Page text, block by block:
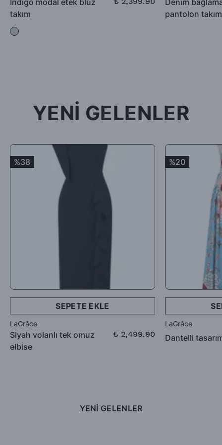
-İade için göndermiş olduğunuz ürün / ürünler 5 günü geçmiş,
kullanılmış, satılabilirlik özelliğini kaybetmiş, Faturası (varsa)
uygunluğunun kontrolünden sonra, 7 ile 10 iş günü arasında
ürün bedelinizden iade kargo ücretinizin kesintisi yapılarak geri
Satın aldığınız ürünler için Hediye Çeki, Değişim ya da ücret
iadesi talep edebilirsiniz.
takım
pantolon takım
YENİ GELENLER
%38
SEPETE EKLE
LaGrâce
Siyah volanlı tek omuz
elbise
₺ 2,499.90
%20
LaGrâce
Dantelli
YENİ GELENLER